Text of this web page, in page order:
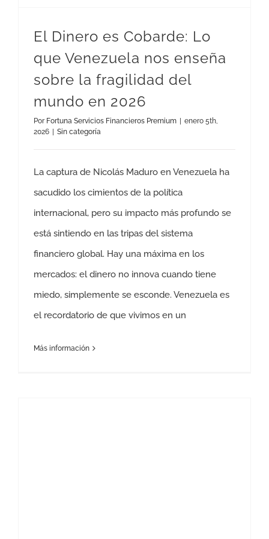
El Dinero es Cobarde: Lo
que Venezuela nos enseña
sobre la fragilidad del
mundo en 2026
Por Fortuna Servicios Financieros Premium
enero 5th,
2026
Sin categoría
La captura de Nicolás Maduro en Venezuela ha
sacudido los cimientos de la política
internacional, pero su impacto más profundo se
está sintiendo en las tripas del sistema
financiero global. Hay una máxima en los
mercados: el dinero no innova cuando tiene
miedo, simplemente se esconde. Venezuela es
el recordatorio de que vivimos en un
Más información